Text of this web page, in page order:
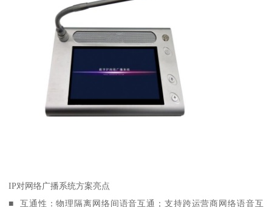
IP对网络广播系统方案亮点
■ 互通性：物理隔离网络间语音互通；支持跨运营商网络语音互